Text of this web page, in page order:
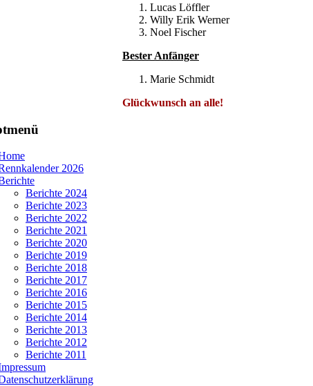
Lucas Löffler
Willy Erik Werner
Noel Fischer
Bester Anfänger
Marie Schmidt
Glückwunsch an alle!
2026
Berichte 2024
Berichte 2023
Berichte 2022
Berichte 2021
Berichte 2020
Berichte 2019
Berichte 2018
Berichte 2017
Berichte 2016
Berichte 2015
Berichte 2014
Berichte 2013
Berichte 2012
Berichte 2011